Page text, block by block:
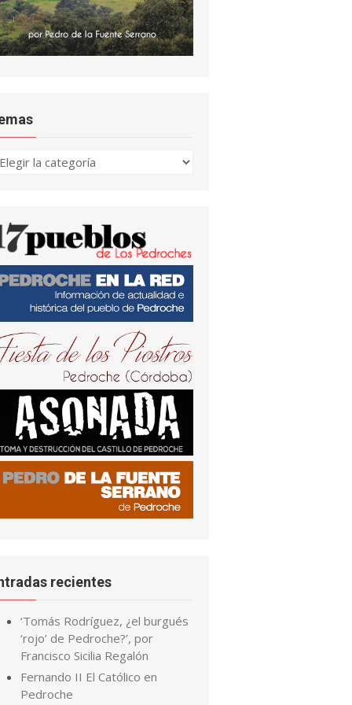
recientes
‘Tomás Rodríguez, ¿el burgués
‘rojo’ de Pedroche?’, por
Francisco Sicilia Regalón
Fernando II El Católico en
Pedroche